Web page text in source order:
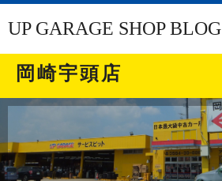
UP GARAGE SHOP BLOG
岡崎宇頭店